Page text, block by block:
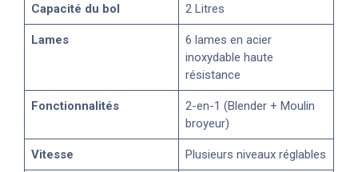
Capacité du bol 2 Litres
Lames
6 lames en acier
inoxydable haute
résistance
Fonctionnalités
2-en-1 (Blender + Moulin
broyeur)
Vitesse Plusieurs niveaux réglables